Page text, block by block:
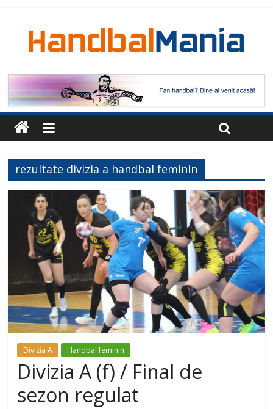
rezultate divizia a handbal feminin
Divizia A Handbal feminin
Divizia A (f) / Final de
sezon regulat